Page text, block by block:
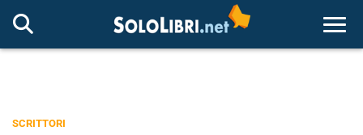
SCRITTORI